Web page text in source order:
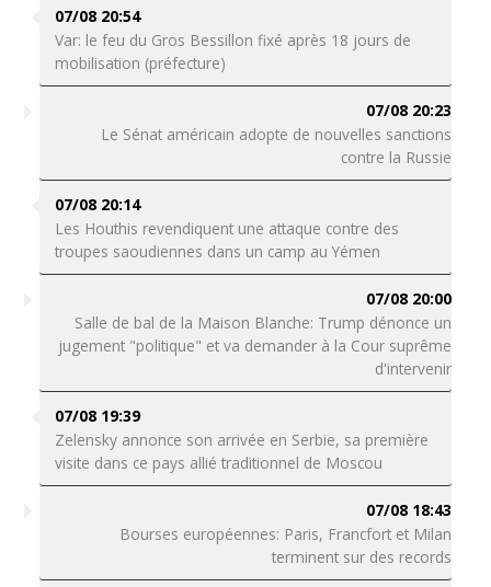
07/08 20:54
Var: le feu du Gros Bessillon fixé après 18 jours de
mobilisation (préfecture)
07/08 20:23
Le Sénat américain adopte de nouvelles sanctions
contre la Russie
07/08 20:14
Les Houthis revendiquent une attaque contre des
troupes saoudiennes dans un camp au Yémen
07/08 20:00
Salle de bal de la Maison Blanche: Trump dénonce un
jugement "politique" et va demander à la Cour suprême
d'intervenir
07/08 19:39
Zelensky annonce son arrivée en Serbie, sa première
visite dans ce pays allié traditionnel de Moscou
07/08 18:43
Bourses européennes: Paris, Francfort et Milan
terminent sur des records